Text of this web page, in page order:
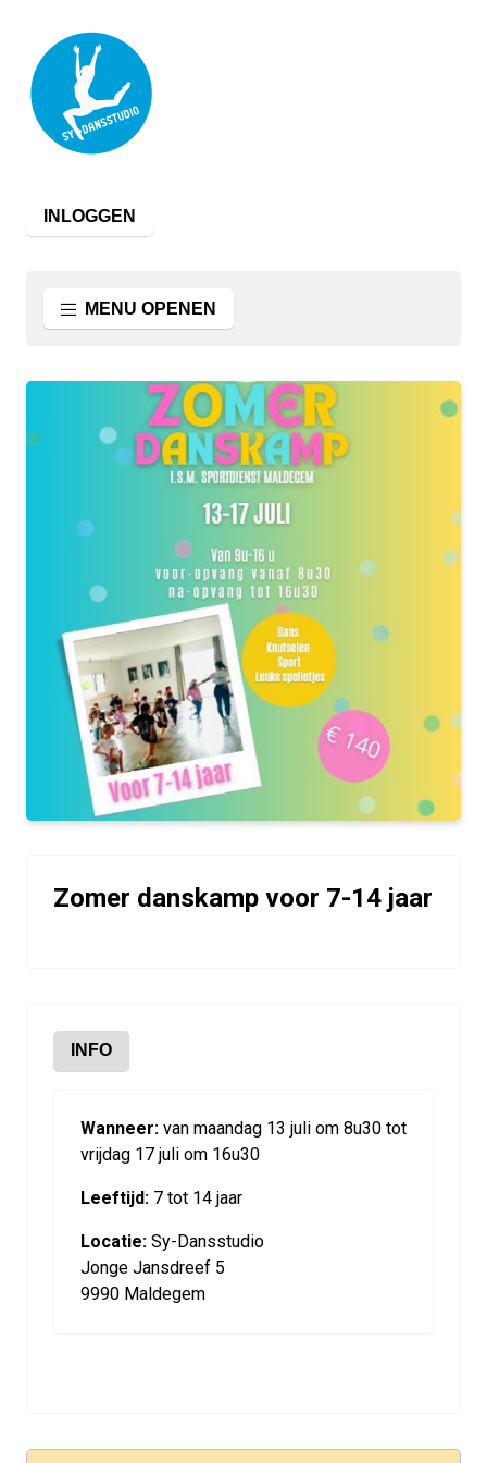
INLOGGEN
MENU OPENEN
Zomer danskamp voor 7-14 jaar
INFO
Wanneer: van maandag 13 juli om 8u30 tot
vrijdag 17 juli om 16u30
Leeftijd: 7 tot 14 jaar
Locatie: Sy-Dansstudio
Jonge Jansdreef 5
9990 Maldegem